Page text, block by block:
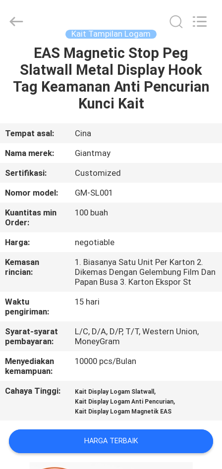
RUMAH
PRODUK
KAMI
PABRIK
KONTROL
KUALITAS
HUBUNGI
KAMI
BERITA
KASUS
SITEMAP
Co,Ltd..
Kait Tampilan Logam
EAS Magnetic Stop Peg
Slatwall Metal Display Hook
Tag Keamanan Anti Pencurian
Kunci Kait
Tempat asal:
Cina
Nama merek:
Giantmay
Sertifikasi:
Customized
Nomor model:
GM-SL001
Kuantitas min
Order:
100 buah
Harga:
negotiable
Kemasan
rincian:
1. Biasanya Satu Unit Per Karton 2.
Dikemas Dengan Gelembung Film Dan
Papan Busa 3. Karton Ekspor St
Waktu
pengiriman:
15 hari
Syarat-syarat
pembayaran:
L/C, D/A, D/P, T/T, Western Union,
MoneyGram
Menyediakan
kemampuan:
10000 pcs/Bulan
Cahaya Tinggi: Kait Display Logam Slatwall ,
Kait Display Logam Anti Pencurian,
Kait Display Logam Magnetik EAS
HARGA TERBAIK